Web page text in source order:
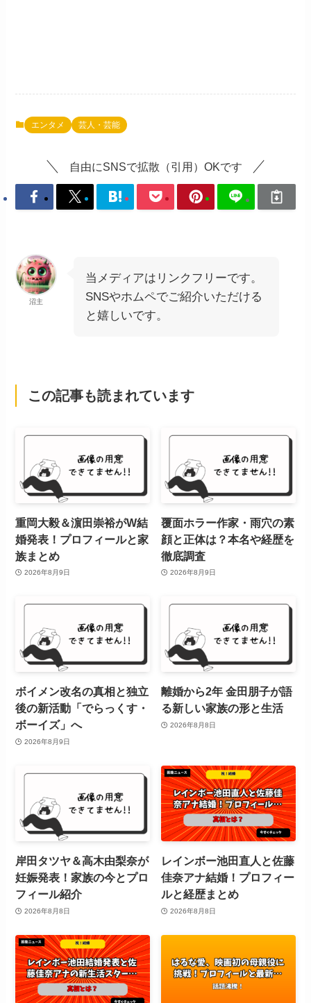
エンタメ 芸人・芸能
自由にSNSで拡散（引用）OKです
沼主
当メディアはリンクフリーです。
SNSやホムペでご紹介いただける
と嬉しいです。
この記事も読まれています
重岡大毅＆濵田崇裕がW結
婚発表！プロフィールと家
族まとめ
2026年8月9日
覆面ホラー作家・雨穴の素
顔と正体は？本名や経歴を
徹底調査
2026年8月9日
ボイメン改名の真相と独立
後の新活動「でらっくす・
ボーイズ」へ
2026年8月9日
離婚から2年 金田朋子が語
る新しい家族の形と生活
2026年8月8日
岸田タツヤ＆高木由梨奈が
妊娠発表！家族の今とプロ
フィール紹介
2026年8月8日
レインボー池田直人と佐藤
佳奈アナ結婚！プロフィー
ルと経歴まとめ
2026年8月8日